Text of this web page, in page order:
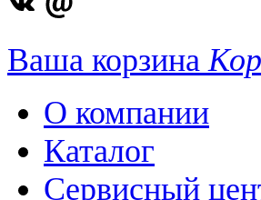
Ваша корзина
О компании
Каталог
Сервисный